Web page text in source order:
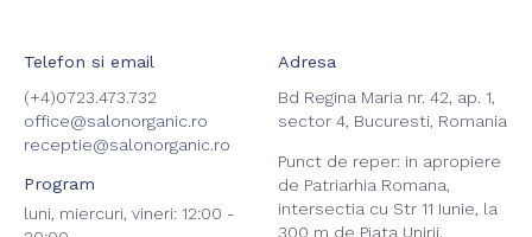
Telefon si email
(+4)0723.473.732
office@salonorganic.ro
receptie@salonorganic.ro
Program
luni, miercuri, vineri: 12:00 -
Adresa
Bd Regina Maria nr. 42, ap. 1,
sector 4, Bucuresti, Romania
Punct de reper: in apropiere
de Patriarhia Romana,
intersectia cu Str 11 Iunie, la
300 m de Piata Unirii.